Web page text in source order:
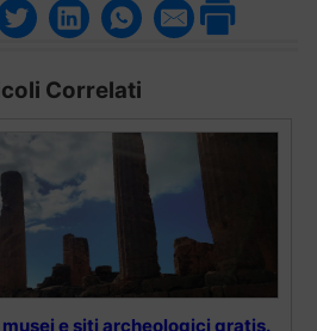
Correlati
e siti archeologici gratis.